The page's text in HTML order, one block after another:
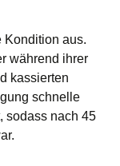
Kondition aus.
während ihrer
kassierten
schnelle
sodass nach 45